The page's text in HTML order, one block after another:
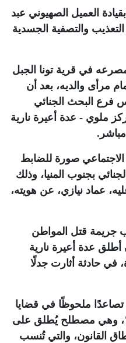
العميل الصهيوني عبد
والتصفية الجسدية
في قرية تونا الجبل
مرأى والديه، بعد أن
فرع البحث الجنائي
ملوي - عدة أعيرة نارية
.
صورة للضابط
بجنوب المنيا، وذلك
عماد نيازي، عن هويته،
جريمة قتل المواطن
أطلق عدة أعيرة نارية
في حادثة أثارت جدلًا
تصاعدًا ملحوظًا في قضايا
وهي مصطلح يُطلق على
القانون، والتي تُنسب